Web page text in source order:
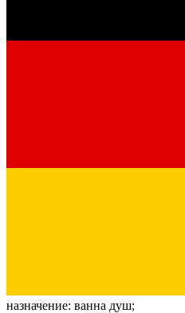
назначение: ванна душ;